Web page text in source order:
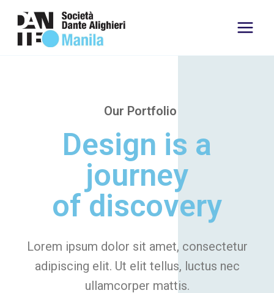
Our Portfolio
Design is a
journey
of discovery
Lorem ipsum dolor sit amet, consectetur
adipiscing elit. Ut elit tellus, luctus nec
ullamcorper mattis.